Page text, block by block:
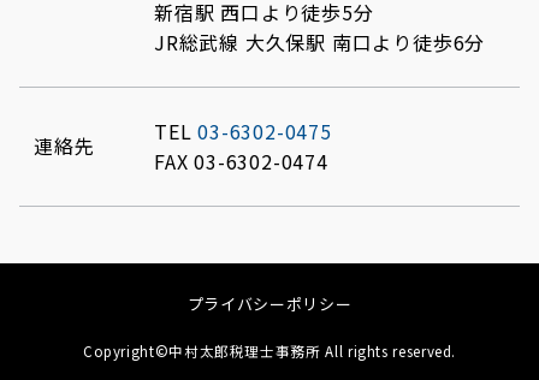
新宿駅 西口より徒歩5分
JR総武線 大久保駅 南口より徒歩6分
連絡先 TEL03-6302-0475
FAX 03-6302-0474
プライバシーポリシー
Copyright©中村太郎税理士事務所 All rights reserved.